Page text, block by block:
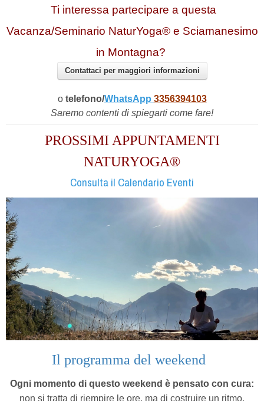
Ti interessa partecipare a questa
Vacanza/Seminario NaturYoga® e Sciamanesimo
in Montagna?
Contattaci per maggiori informazioni
o telefono/WhatsApp 3356394103
Saremo contenti di spiegarti come fare!
PROSSIMI APPUNTAMENTI
NATURYOGA®
Consulta il Calendario Eventi
Il programma del weekend
Ogni momento di questo weekend è pensato con cura:
non si tratta di riempire le ore, ma di costruire un ritmo.